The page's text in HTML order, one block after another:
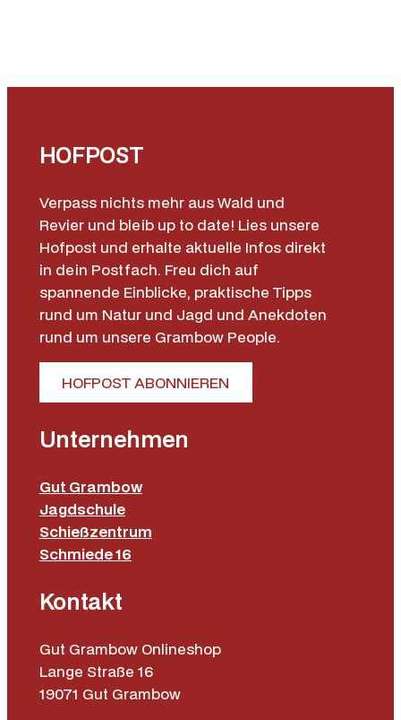
HOFPOST
Verpass nichts mehr aus Wald und
Revier und bleib up to date! Lies unsere
Hofpost und erhalte aktuelle Infos direkt
in dein Postfach. Freu dich auf
spannende Einblicke, praktische Tipps
rund um Natur und Jagd und Anekdoten
rund um unsere Grambow People.
HOFPOST ABONNIEREN
Unternehmen
Gut Grambow
Jagdschule
Schießzentrum
Schmiede 16
Kontakt
Gut Grambow Onlineshop
Lange Straße 16
19071 Gut Grambow